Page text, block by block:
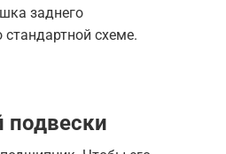
заднего
схеме.
подвески